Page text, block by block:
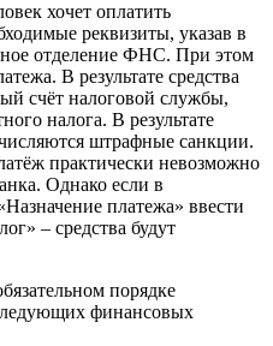
хочет оплатить
реквизиты, указав в
отделение ФНС. При этом
В результате средства
счёт налоговой службы,
налога. В результате
штрафные санкции.
практически невозможно
Однако если в
платежа» ввести
– средства будут
порядке
финансовых